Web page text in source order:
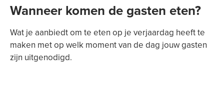
Wanneer komen de gasten eten?
Wat je aanbiedt om te eten op je verjaardag heeft te
maken met op welk moment van de dag jouw gasten
zijn uitgenodigd.